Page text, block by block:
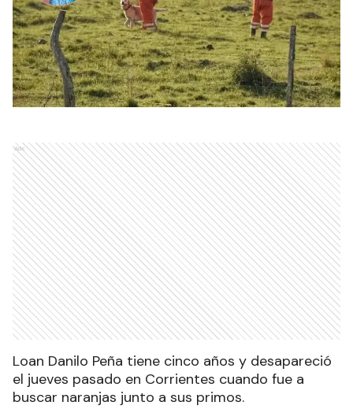
Ads
Loan Danilo Peña tiene cinco años y desapareció
el jueves pasado en Corrientes cuando fue a
buscar naranjas junto a sus primos.